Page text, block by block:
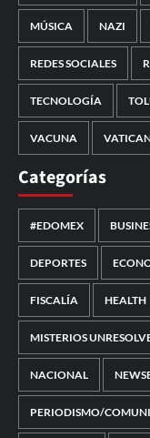
MÚSICA NAZI
REDES SOCIALES
TECNOLOGÍA
VACUNA
Categorías
#EDOMEX
DEPORTES
FISCALÍA HEALTH
MISTERIOS
NACIONAL
PERIODISMO/